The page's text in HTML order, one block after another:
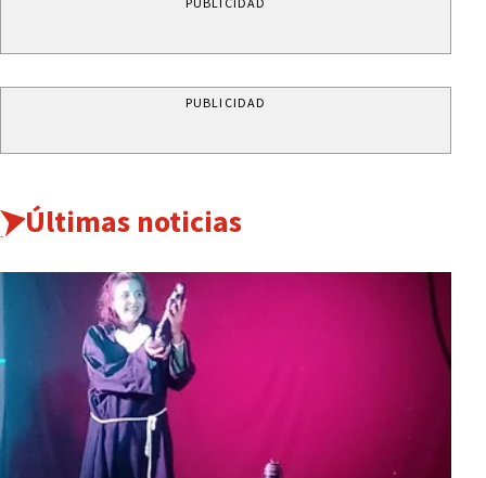
PUBLICIDAD
Últimas noticias